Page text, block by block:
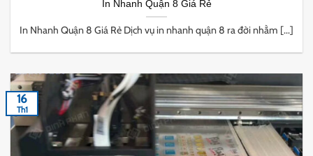
In Nhanh Quận 8 Giá Rẻ
In Nhanh Quận 8 Giá Rẻ Dịch vụ in nhanh quận 8 ra đời nhằm [...]
16
Th1